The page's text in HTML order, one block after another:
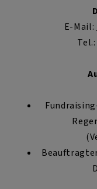
E-Mail: